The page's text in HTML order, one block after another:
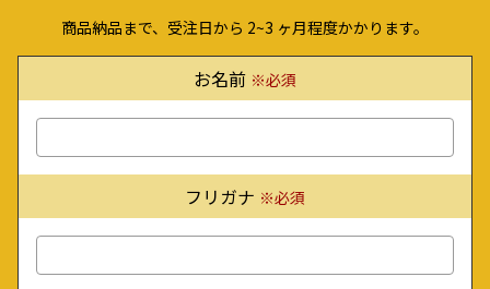
商品納品まで、受注日から 2~3 ヶ月程度かかります。
お名前 ※必須
フリガナ ※必須